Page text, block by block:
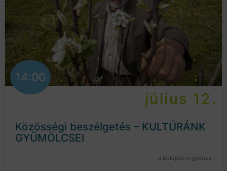
14:00
július 12.
Közösségi beszélgetés – KULTÚRÁNK
GYÜMÖLCSEI
a belépés ingyenes